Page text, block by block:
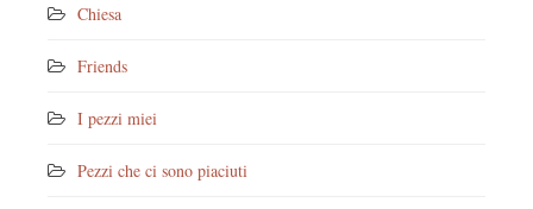
Chiesa
Friends
I pezzi miei
Pezzi che ci sono piaciuti